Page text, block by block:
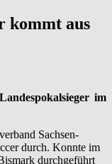
kommt aus
im
Sachsen-
durch. Konnte im
durchgeführt